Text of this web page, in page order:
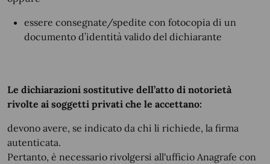
essere consegnate/spedite con fotocopia di un
documento d’identità valido del dichiarante
Le dichiarazioni sostitutive dell’atto di notorietà
rivolte ai soggetti privati che le accettano:
devono avere, se indicato da chi li richiede, la firma
autenticata.
Pertanto, è necessario rivolgersi all'ufficio Anagrafe con